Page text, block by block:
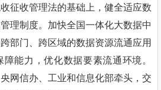
征收管理法的基础上，健全适应数
理制度。加快全国一体化大数据中
部门、跨区域的数据资源流通应用
能力，优化数据要素流通环境。
网信办、工业和信息化部牵头，交